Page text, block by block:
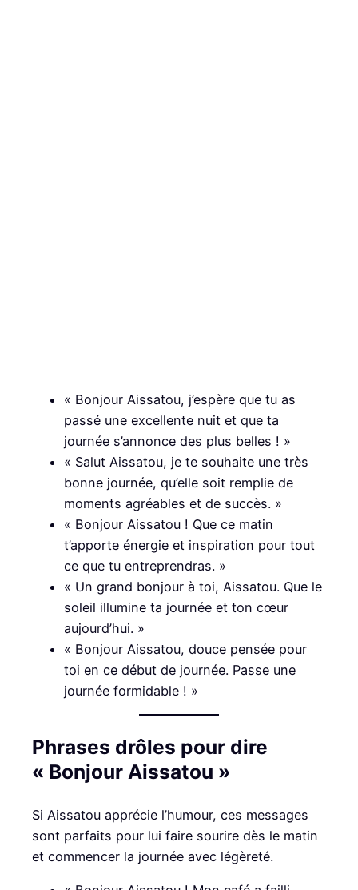
« Bonjour Aissatou, j’espère que tu as
passé une excellente nuit et que ta
journée s’annonce des plus belles ! »
« Salut Aissatou, je te souhaite une très
bonne journée, qu’elle soit remplie de
moments agréables et de succès. »
« Bonjour Aissatou ! Que ce matin
t’apporte énergie et inspiration pour tout
ce que tu entreprendras. »
« Un grand bonjour à toi, Aissatou. Que le
soleil illumine ta journée et ton cœur
aujourd’hui. »
« Bonjour Aissatou, douce pensée pour
toi en ce début de journée. Passe une
journée formidable ! »
Phrases drôles pour dire
« Bonjour Aissatou »
Si Aissatou apprécie l’humour, ces messages
sont parfaits pour lui faire sourire dès le matin
et commencer la journée avec légèreté.